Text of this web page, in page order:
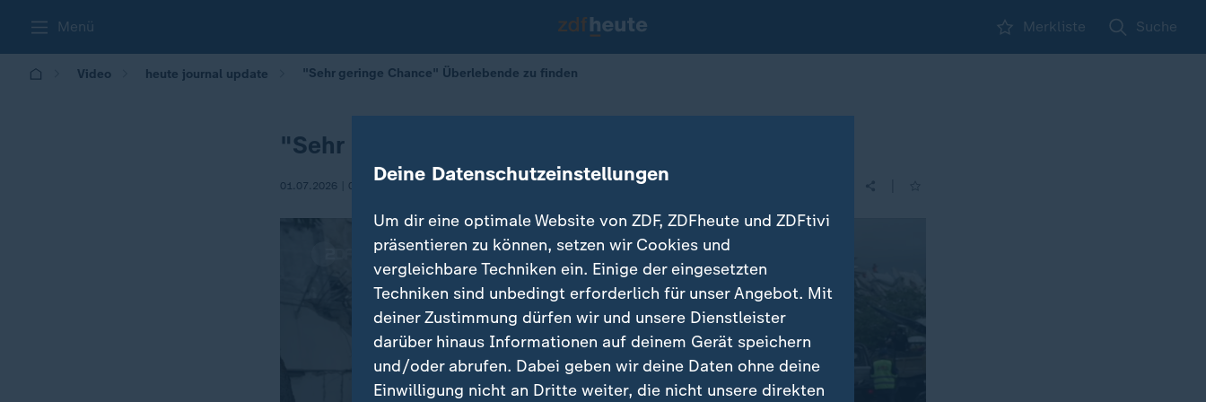
Menü Merkliste Suche
Video heute journal update "Sehr geringe Chance" Überlebende zu finden
"Sehr geringe Chance" Überlebende zu finden
01.07.2026 | 00:45 Deine Datenschutzeinstellungen
Um dir eine optimale Website von ZDF, ZDFheute und ZDFtivi
präsentieren zu können, setzen wir Cookies und
vergleichbare Techniken ein. Einige der eingesetzten
Techniken sind unbedingt erforderlich für unser Angebot. Mit
deiner Zustimmung dürfen wir und unsere Dienstleister
darüber hinaus Informationen auf deinem Gerät speichern
und/oder abrufen. Dabei geben wir deine Daten ohne deine
Einwilligung nicht an Dritte weiter, die nicht unsere direkten